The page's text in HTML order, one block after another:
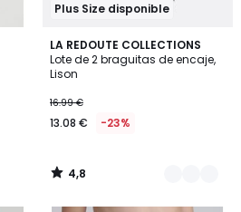
Plus Size disponible
LA REDOUTE COLLECTIONS
Lote de 2 braguitas de encaje,
Lison
16.99 €
13.08 € -23%
4,8
/ 5
3
Colores
4,8
/